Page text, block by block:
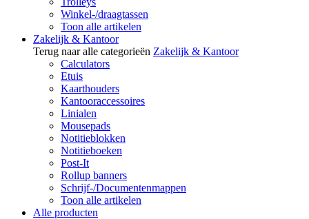
Winkel-/draagtassen
Toon alle artikelen
Zakelijk & Kantoor
Terug naar alle categorieën Zakelijk & Kantoor
Calculators
Etuis
Kaarthouders
Kantooraccessoires
Linialen
Mousepads
Notitieblokken
Notitieboeken
Post-It
Rollup banners
Schrijf-/Documentenmappen
Toon alle artikelen
Alle producten